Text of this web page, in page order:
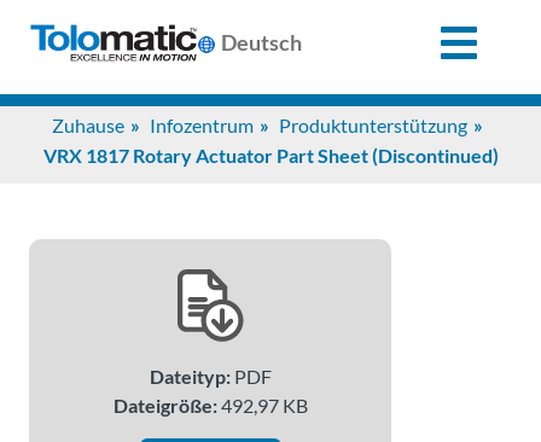
Deutsch
Zuhause Infozentrum
Produktunterstützung
VRX 1817 Rotary Actuator Part Sheet (Discontinued)
Dateityp:PDF
Dateigröße:492,97 KB
Search
for:
Unterstützung
Infozentrum